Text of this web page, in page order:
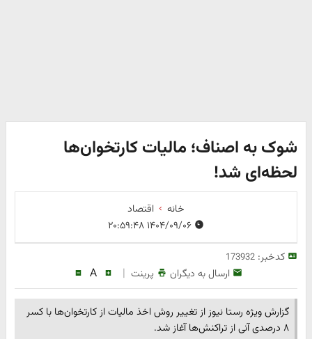
شوک به اصناف؛ مالیات کارتخوان‌ها
لحظه‌ای شد!
خانه
اقتصاد
۱۴۰۴/۰۹/۰۶ ۲۰:۵۹:۴۸
کدخبر:173932
ارسال به دیگران پرینت |
A
گزارش ویژه رستا نیوز از تغییر روش اخذ مالیات از کارتخوان‌ها با کسر
۸ درصدی آنی از تراکنش‌ها آغاز شد.